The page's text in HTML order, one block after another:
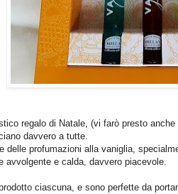
regalo di Natale, (vi farò presto
davvero a tutte.
delle profumazioni alla vaniglia,
avvolgente e calda, davvero piacevole.
ciascuna, e sono perfette da